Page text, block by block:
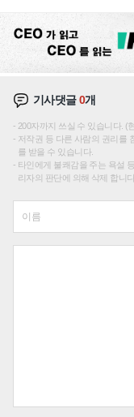
기사댓글0개
200자까지 쓰실 수 있습니다. (
저작권 등 다른 사람의 권리를
를 받을 수 있습니다.
타인에게 불쾌감을 주는 욕설
리자의 판단에 의해 삭제 합니